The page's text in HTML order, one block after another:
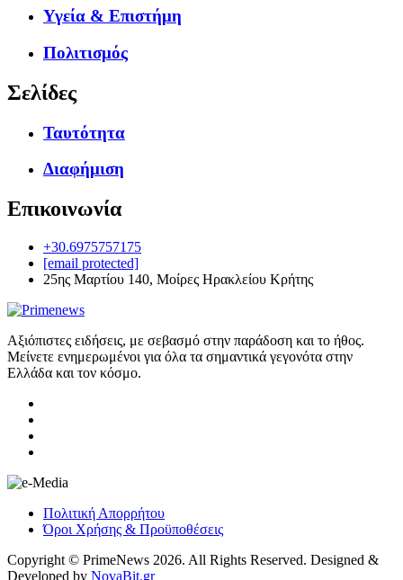
Υγεία & Επιστήμη
Πολιτισμός
Σελίδες
Ταυτότητα
Διαφήμιση
Επικοινωνία
+30.6975757175
[email protected]
25ης Μαρτίου 140, Μοίρες Ηρακλείου Κρήτης
Αξιόπιστες ειδήσεις, με σεβασμό στην παράδοση και το ήθος.
Μείνετε ενημερωμένοι για όλα τα σημαντικά γεγονότα στην
Ελλάδα και τον κόσμο.
Πολιτική Απορρήτου
Όροι Χρήσης & Προϋποθέσεις
Copyright © PrimeNews 2026. All Rights Reserved. Designed &
Developed by NovaBit.gr